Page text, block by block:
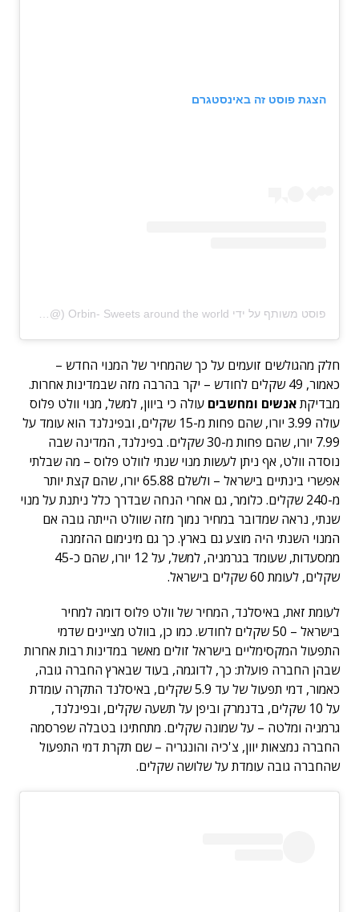
הצגת פוסט זה באינסטגרם
פוסט משותף על ידי ‏‎Orbin- Sweets around the world‎‏ (@‏‎orbin_‎‏)
חלק מהגולשים זועמים על כך שהמחיר של המנוי החדש –
כאמור, 49 שקלים לחודש – יקר בהרבה מזה שבמדינות אחרות.
מבדיקתאנשים ומחשבים עולה כי ביוון, למשל, מנוי וולט פלוס
עולה 3.99 יורו, שהם פחות מ-15 שקלים, ובפינלנד הוא עומד על
7.99 יורו, שהם פחות מ-30 שקלים. בפינלנד, המדינה שבה
נוסדה וולט, אף ניתן לעשות מנוי שנתי לוולט פלוס – מה שבלתי
אפשרי בינתיים בישראל – ולשלם 65.88 יורו, שהם קצת יותר
מ-240 שקלים. כלומר, גם אחרי הנחה שבדרך כלל ניתנת על מנוי
שנתי, נראה שמדובר במחיר נמוך מזה שוולט הייתה גובה אם
המנוי השנתי היה מוצע גם בארץ. כך גם מינימום ההזמנה
ממסעדות, שעומד בגרמניה, למשל, על 12 יורו, שהם כ-45
שקלים, לעומת 60 שקלים בישראל.
לעומת זאת, באיסלנד, המחיר של וולט פלוס דומה למחיר
בישראל – 50 שקלים לחודש. כמו כן, בוולט מציינים שדמי
התפעול המקסימליים בישראל זולים מאשר במדינות רבות אחרות
שבהן החברה פועלת: כך, לדוגמה, בעוד שבארץ החברה גובה,
כאמור, דמי תפעול של עד 5.9 שקלים, באיסלנד התקרה עומדת
על 10 שקלים, בדנמרק וביפן על תשעה שקלים, ובפינלנד,
גרמניה ומלטה – על שמונה שקלים. מתחתינו בטבלה שפרסמה
החברה נמצאות יוון, צ'כיה והונגריה – שם תקרת דמי התפעול
שהחברה גובה עומדת על שלושה שקלים.